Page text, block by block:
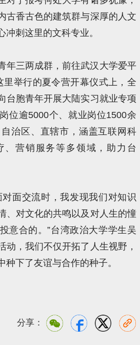
古香古色的建筑群与深厚的人文
冲刺这里的文科专业。
年三两成群，前往武汉大学爱平
里举行的夏令营开幕仪式上，全
台胞青年开展大陆实习就业专项
位逾5000个、就业岗位1500余
治区、直辖市，涵盖互联网科
、营销服务等多领域，助力台
对面交流时，我发现我们对知识
、对文化的共鸣以及对人生的憧
意合的。”台湾政治大学学生吴
动，我们不仅开拓了人生视野，
种下了友谊与合作的种子。
分享：